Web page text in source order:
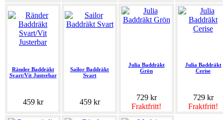
Ränder Baddräkt
Svart/Vit Justerbar
459 kr
Sailor Baddräkt
Svart
459 kr
Julia Baddräkt
Grön
729 kr
Fraktfritt!
Julia Baddräkt
Cerise
729 kr
Fraktfritt!